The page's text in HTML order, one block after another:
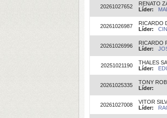
20261027652
RENATO
Líder:
20261026987
RICARDO
Líder:
20261026996
RICARDO
Líder:
20251021190
THALES
Líder:
20261025335
TONY
Líder:
20261027008
VITOR
Líder: